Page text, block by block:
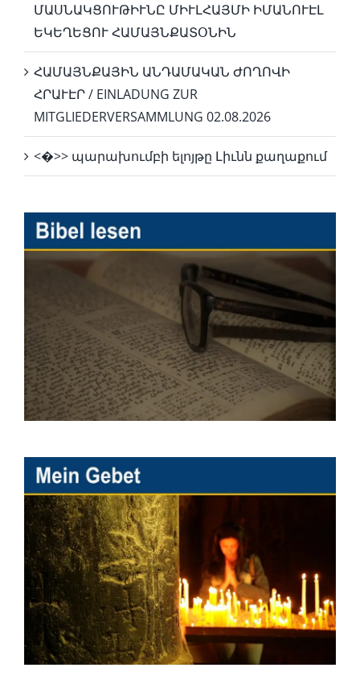
ՄԱՍՆԱԿՑՈՒԹԻՒՆԸ ՄԻՒԼՀԱՅՄԻ ԻՄԱՆՈՒԷԼ
ԵԿԵՂԵՑՈՒ ՀԱՄԱՅՆՔԱՏՕՆԻՆ
ՀԱՄԱՅՆՔԱՅԻՆ ԱՆԴԱՄԱԿԱՆ ԺՈՂՈՎԻ
ՀՐԱՒԷՐ / EINLADUNG ZUR
MITGLIEDERVERSAMMLUNG 02.08.2026
<�>> պարախումբի ելոյթը Լիւնն քաղաքում